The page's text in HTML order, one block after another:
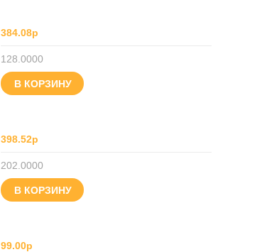
384.08р
128.0000
В КОРЗИНУ
398.52р
202.0000
В КОРЗИНУ
99.00р